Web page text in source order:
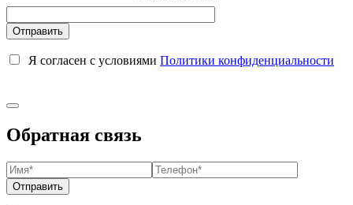
Я согласен с условиями Политики конфиденциальности
Обратная связь